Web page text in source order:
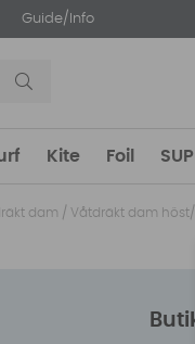
Guide/Info
Kite Foil SUP
dam / Våtdräkt dam